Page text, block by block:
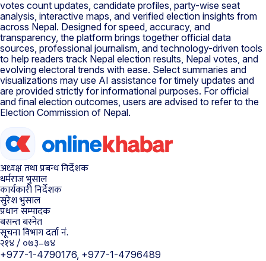
votes count updates, candidate profiles, party-wise seat
analysis, interactive maps, and verified election insights from
across Nepal. Designed for speed, accuracy, and
transparency, the platform brings together official data
sources, professional journalism, and technology-driven tools
to help readers track Nepal election results, Nepal votes, and
evolving electoral trends with ease. Select summaries and
visualizations may use AI assistance for timely updates and
are provided strictly for informational purposes. For official
and final election outcomes, users are advised to refer to the
Election Commission of Nepal.
अध्यक्ष तथा प्रबन्ध निर्देशक
धर्मराज भुसाल
कार्यकारी निर्देशक
सुरेश भुसाल
प्रधान सम्पादक
बसन्त बस्नेत
सूचना विभाग दर्ता नं.
२१४ / ०७३–७४
+977-1-4790176, +977-1-4796489